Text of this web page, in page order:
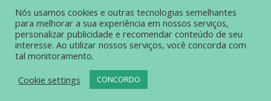
© Grupo Popular de Comunicação – Todos os direitos reservados.
POLÍTICA DE PRIVACIDADE
Nós usamos cookies e outras tecnologias semelhantes
para melhorar a sua experiência em nossos serviços,
personalizar publicidade e recomendar conteúdo de seu
interesse. Ao utilizar nossos serviços, você concorda com
tal monitoramento.
Cookie settings
CONCORDO